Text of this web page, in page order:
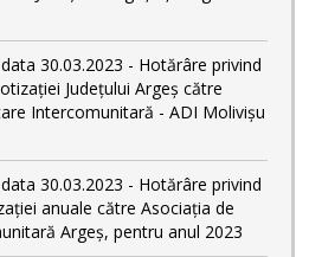
30.03.2023 - Hotărâre privind
Județului Argeș către
Intercomunitară - ADI Molivișu
30.03.2023 - Hotărâre privind
anuale către Asociația de
Argeș, pentru anul 2023